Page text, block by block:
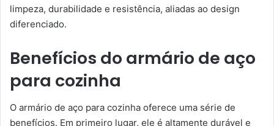
limpeza, durabilidade e resistência, aliadas ao design
diferenciado.
Benefícios do armário de aço
para cozinha
O armário de aço para cozinha oferece uma série de
benefícios. Em primeiro lugar, ele é altamente durável e